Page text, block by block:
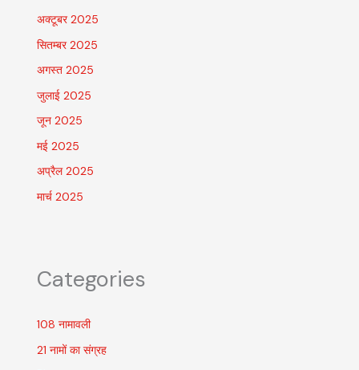
अक्टूबर 2025
सितम्बर 2025
अगस्त 2025
जुलाई 2025
जून 2025
मई 2025
अप्रैल 2025
मार्च 2025
Categories
108 नामावली
21 नामों का संग्रह